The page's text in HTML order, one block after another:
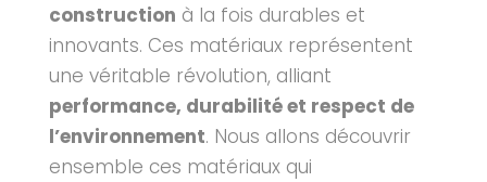
construction à la fois durables et
innovants. Ces matériaux représentent
une véritable révolution, alliant
performance, durabilité et respect de
l’environnement. Nous allons découvrir
ensemble ces matériaux qui